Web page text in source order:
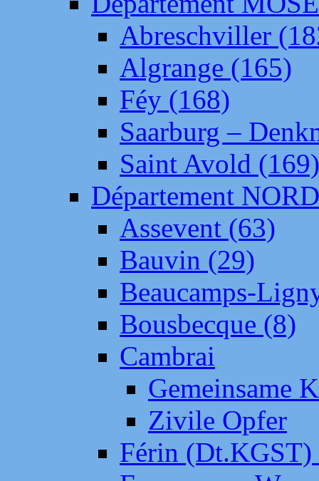
Abreschviller
Algrange (165)
Féy (168)
Saarburg –
Saint Avold (169)
Département NORD
Assevent (63)
Bauvin (29)
Beaucamps-
Bousbecque (8)
Cambrai
Gemeinsame
Zivile Opfer
Férin (Dt.KGST)